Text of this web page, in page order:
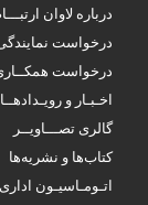
درباره لاوان
درخواست
درخواست
اخـبـار و رویـدادهــا
گالری تصـــاویــر
کتاب‌ها و نشریه‌ها
اتـومـاسیـون اداری